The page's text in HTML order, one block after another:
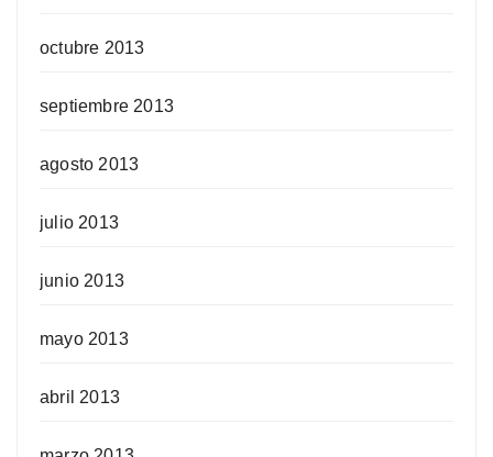
octubre 2013
septiembre 2013
agosto 2013
julio 2013
junio 2013
mayo 2013
abril 2013